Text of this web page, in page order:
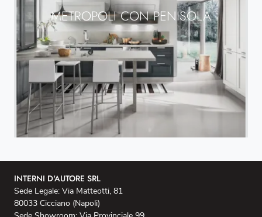
METROPOLI CON PENISOLA
INTERNI D'AUTORE SRL
Sede Legale: Via Matteotti, 81
80033 Cicciano (Napoli)